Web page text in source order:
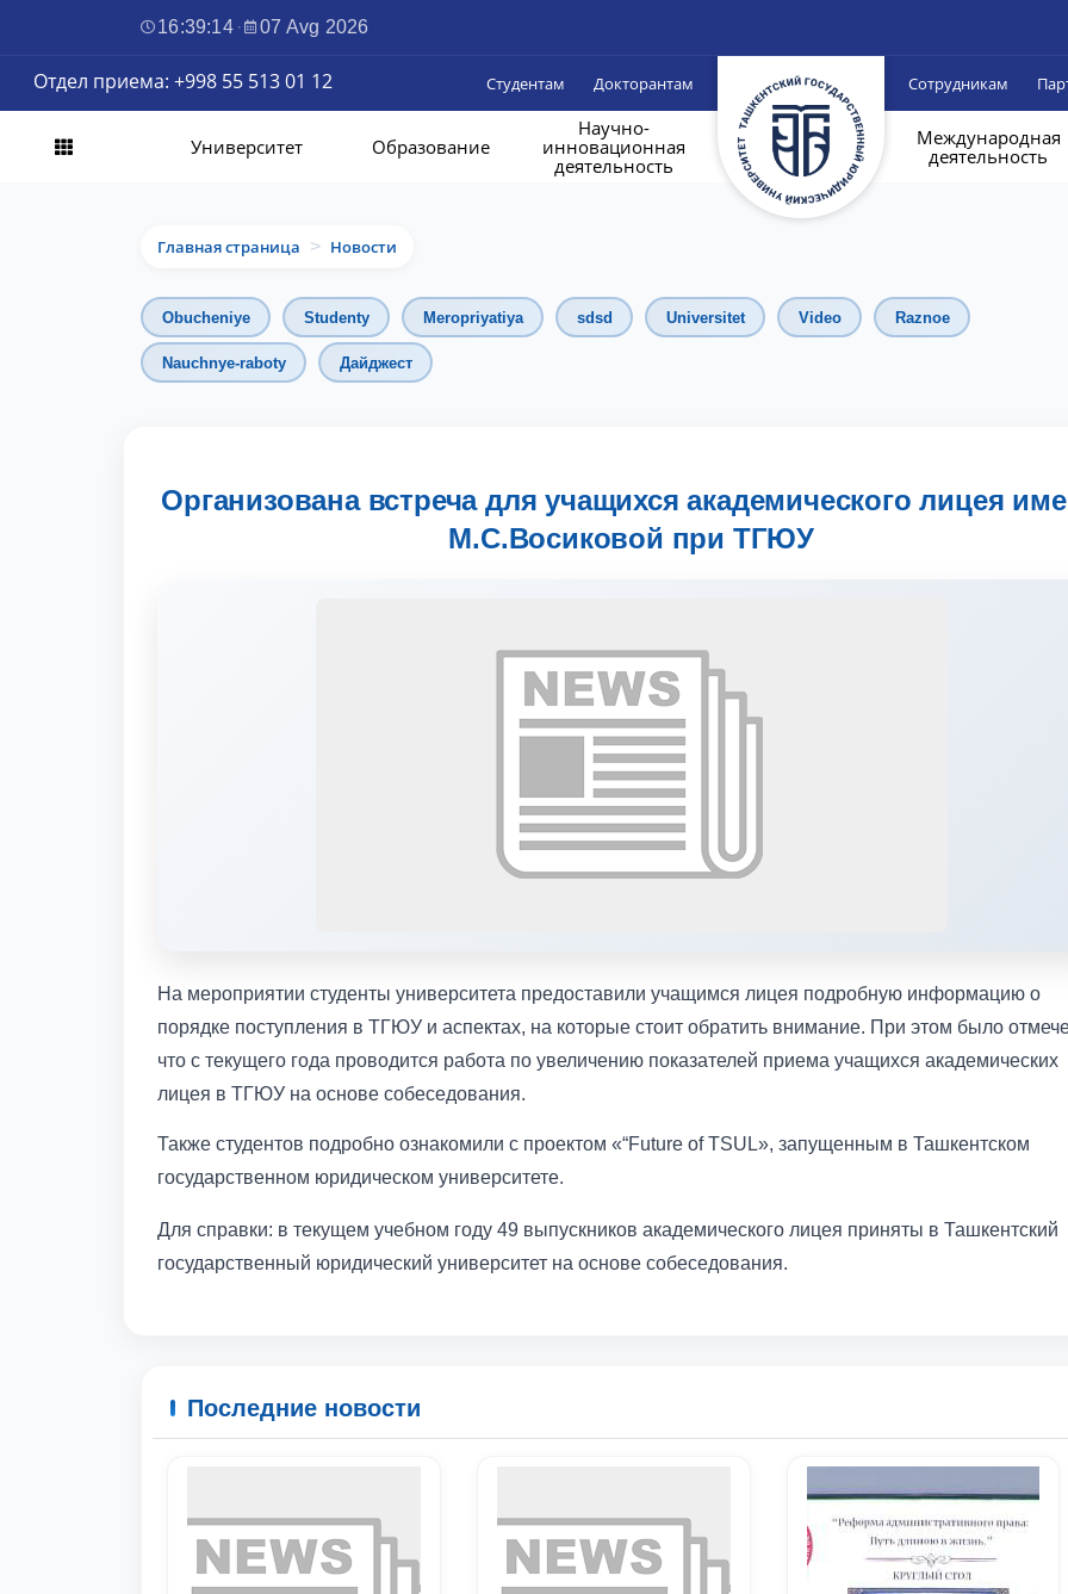
16:39:15 · 07 Avg 2026
Отдел приема: +998 55 513 01 12 Студентам Докторантам Сотрудникам
Университет Образование
Научно-
инновационная
деятельность
Международная
деятельность
Главная страница > Новости
Obucheniye Studenty Meropriyatiya sdsd Universitet Video Raznoe
Nauchnye-raboty Дайджест
Организована встреча для учащихся академического лицея
М.С.Восиковой при ТГЮУ
На мероприятии студенты университета предоставили учащимся лицея подробную информацию о
порядке поступления в ТГЮУ и аспектах, на которые стоит обратить внимание. При этом было
что с текущего года проводится работа по увеличению показателей приема учащихся академических
лицея в ТГЮУ на основе собеседования.
Также студентов подробно ознакомили с проектом «“Future of TSUL», запущенным в Ташкентском
государственном юридическом университете.
Для справки: в текущем учебном году 49 выпускников академического лицея приняты в Ташкентский
государственный юридический университет на основе собеседования.
Последние новости